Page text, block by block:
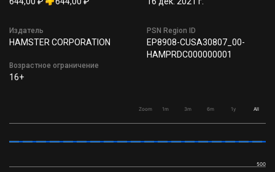
Издатель
HAMSTER CORPORATION
Возрастное ограничение
16+
PSN Region ID
EP8908-CUSA30807_00-
HAMPRDC000000001
Zoom 1m 3m 6m 1y All
500